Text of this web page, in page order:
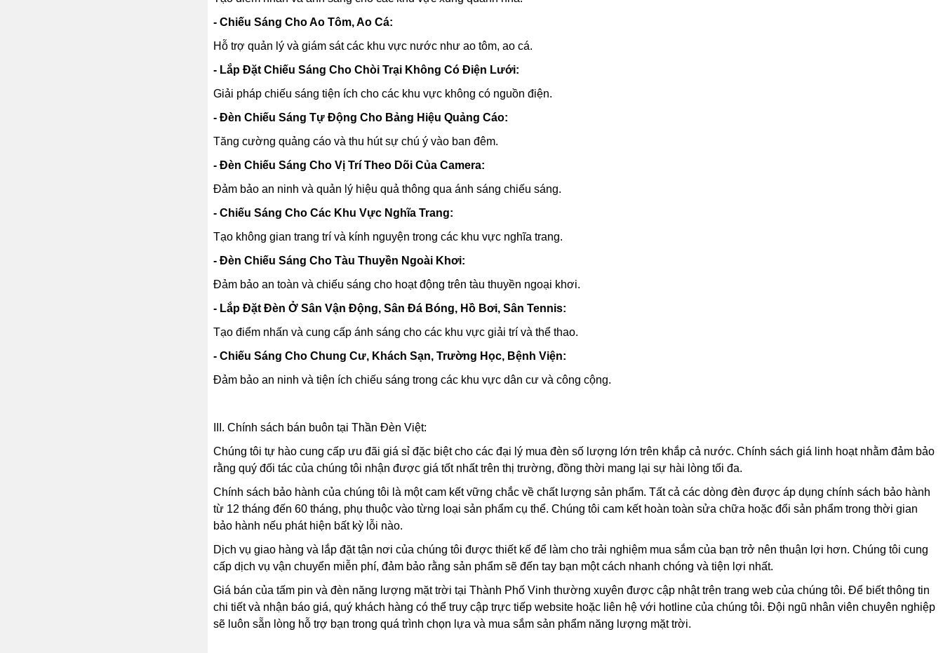
- Chiếu Sáng Cho Ao Tôm, Ao Cá:
Hỗ trợ quản lý và giám sát các khu vực nước như ao tôm, ao cá.
- Lắp Đặt Chiếu Sáng Cho Chòi Trại Không Có Điện Lưới:
Giải pháp chiếu sáng tiện ích cho các khu vực không có nguồn điện.
- Đèn Chiếu Sáng Tự Động Cho Bảng Hiệu Quảng Cáo:
Tăng cường quảng cáo và thu hút sự chú ý vào ban đêm.
- Đèn Chiếu Sáng Cho Vị Trí Theo Dõi Của Camera:
Đảm bảo an ninh và quản lý hiệu quả thông qua ánh sáng chiếu sáng.
- Chiếu Sáng Cho Các Khu Vực Nghĩa Trang:
Tạo không gian trang trí và kính nguyện trong các khu vực nghĩa trang.
- Đèn Chiếu Sáng Cho Tàu Thuyền Ngoài Khơi:
Đảm bảo an toàn và chiếu sáng cho hoạt động trên tàu thuyền ngoại khơi.
- Lắp Đặt Đèn Ở Sân Vận Động, Sân Đá Bóng, Hồ Bơi, Sân Tennis:
Tạo điểm nhấn và cung cấp ánh sáng cho các khu vực giải trí và thể thao.
- Chiếu Sáng Cho Chung Cư, Khách Sạn, Trường Học, Bệnh Viện:
Đảm bảo an ninh và tiện ích chiếu sáng trong các khu vực dân cư và công cộng.
III. Chính sách bán buôn tại Thần Đèn Việt:
Chúng tôi tự hào cung cấp ưu đãi giá sỉ đặc biệt cho các đại lý mua đèn số lượng lớn trên khắp cả nước. Chính sách giá linh hoạt nhằm đảm bảo
rằng quý đối tác của chúng tôi nhận được giá tốt nhất trên thị trường, đồng thời mang lại sự hài lòng tối đa.
Chính sách bảo hành của chúng tôi là một cam kết vững chắc về chất lượng sản phẩm. Tất cả các dòng đèn được áp dụng chính sách bảo hành
từ 12 tháng đến 60 tháng, phụ thuộc vào từng loại sản phẩm cụ thể. Chúng tôi cam kết hoàn toàn sửa chữa hoặc đổi sản phẩm trong thời gian
bảo hành nếu phát hiện bất kỳ lỗi nào.
Dịch vụ giao hàng và lắp đặt tận nơi của chúng tôi được thiết kế để làm cho trải nghiệm mua sắm của bạn trở nên thuận lợi hơn. Chúng tôi cung
cấp dịch vụ vận chuyển miễn phí, đảm bảo rằng sản phẩm sẽ đến tay bạn một cách nhanh chóng và tiện lợi nhất.
Giá bán của tấm pin và đèn năng lượng mặt trời tại Thành Phố Vinh thường xuyên được cập nhật trên trang web của chúng tôi. Để biết thông tin
chi tiết và nhận báo giá, quý khách hàng có thể truy cập trực tiếp website hoặc liên hệ với hotline của chúng tôi. Đội ngũ nhân viên chuyên nghiệp
sẽ luôn sẵn lòng hỗ trợ bạn trong quá trình chọn lựa và mua sắm sản phẩm năng lượng mặt trời.